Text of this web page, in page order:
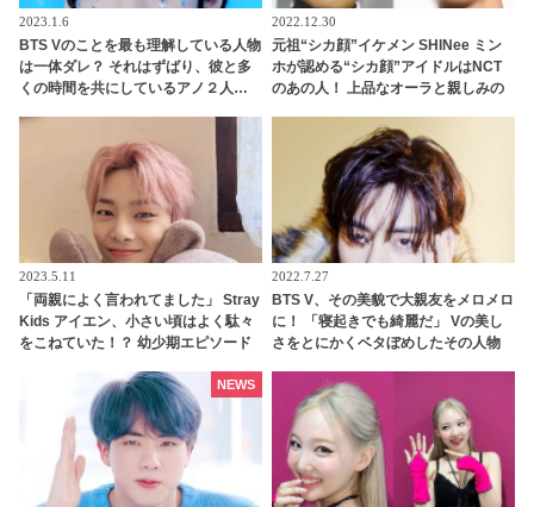
2023.1.6
BTS Vのことを最も理解している人物
は一体ダレ？ それはずばり、彼と多
くの時間を共にしているアノ２人…
2022.12.30
元祖“シカ顔”イケメン SHINee ミン
ホが認める“シカ顔”アイドルはNCT
のあの人！ 上品なオーラと親しみの
2023.5.11
「両親によく言われてました」 Stray
Kids アイエン、小さい頃はよく駄々
をこねていた！？ 幼少期エピソード
2022.7.27
BTS V、その美貌で大親友をメロメロ
に！ 「寝起きでも綺麗だ」 Vの美し
さをとにかくベタぼめしたその人物
ビジュアルにファン感動
NEWS